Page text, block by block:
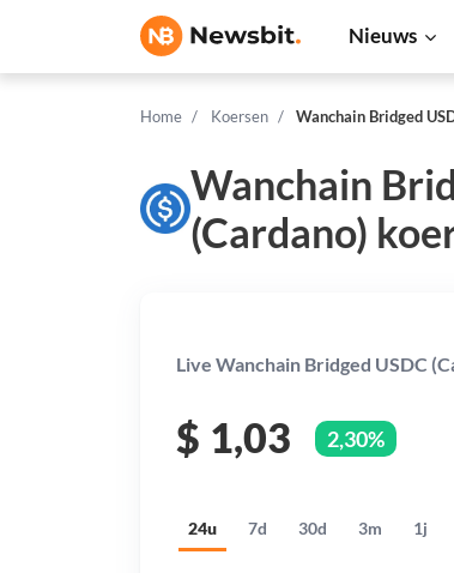
Nieuws
Home Koersen Wanchain Bridged
Wanchain
(Cardano)
Live Wanchain Bridged USDC
$ 1,03 2,30%
24u 7d 30d 3m 1j